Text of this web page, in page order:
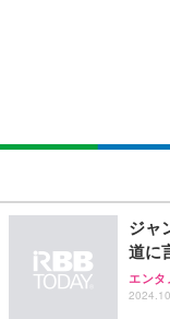
い 跳
キン
ン樹
(黒網
ュチ
￥
ワー
能 人
￥
EIZO
￥
【純
フッ
回使
x2袋
￥
ネオ
り 単品
ジャ
道に
エンタ